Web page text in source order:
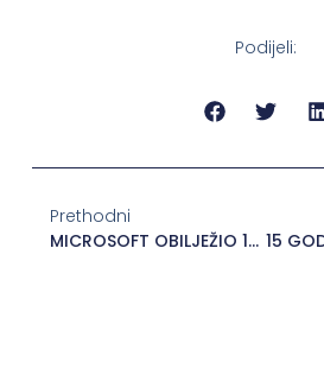
Podijeli:
Prethodni
MICROSOFT OBILJEŽIO 10 GODINA POSTOJANJA